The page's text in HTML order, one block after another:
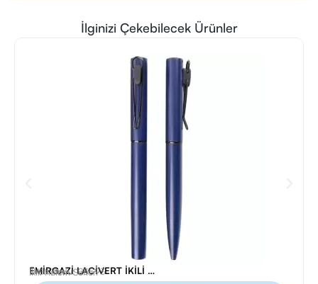
İlginizi Çekebilecek Ürünler
EMİRGAZİ LACİVERT İKİLİ KALEM SETİ
Ürün Kodu: 25593
İkili Kalem Setleri